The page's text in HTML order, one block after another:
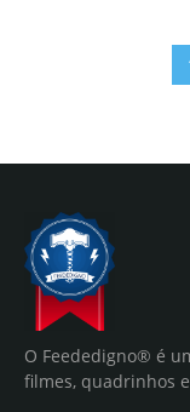
O Feededigno® é
filmes, quadrinhos